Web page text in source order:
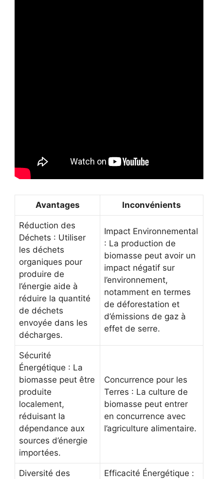
Avantages Inconvénients
Réduction des
Déchets : Utiliser
les déchets
organiques pour
produire de
l’énergie aide à
réduire la quantité
de déchets
envoyée dans les
décharges.
Impact Environnemental
: La production de
biomasse peut avoir un
impact négatif sur
l’environnement,
notamment en termes
de déforestation et
d’émissions de gaz à
effet de serre.
Sécurité
Énergétique : La
biomasse peut être
produite
localement,
réduisant la
dépendance aux
sources d’énergie
importées.
Concurrence pour les
Terres : La culture de
biomasse peut entrer
en concurrence avec
l’agriculture alimentaire.
Diversité des
Efficacité Énergétique :